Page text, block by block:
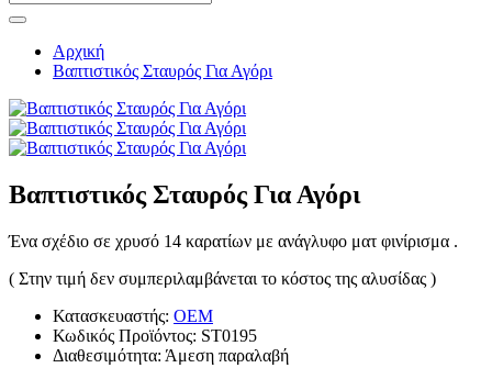
Αρχική
Βαπτιστικός Σταυρός Για Αγόρι
Βαπτιστικός Σταυρός Για Αγόρι
Ένα σχέδιο σε χρυσό 14 καρατίων με ανάγλυφο ματ φινίρισμα .
( Στην τιμή δεν συμπεριλαμβάνεται το κόστος της αλυσίδας )
Κατασκευαστής: OEM
Κωδικός Προϊόντος: ST0195
Διαθεσιμότητα: Άμεση παραλαβή